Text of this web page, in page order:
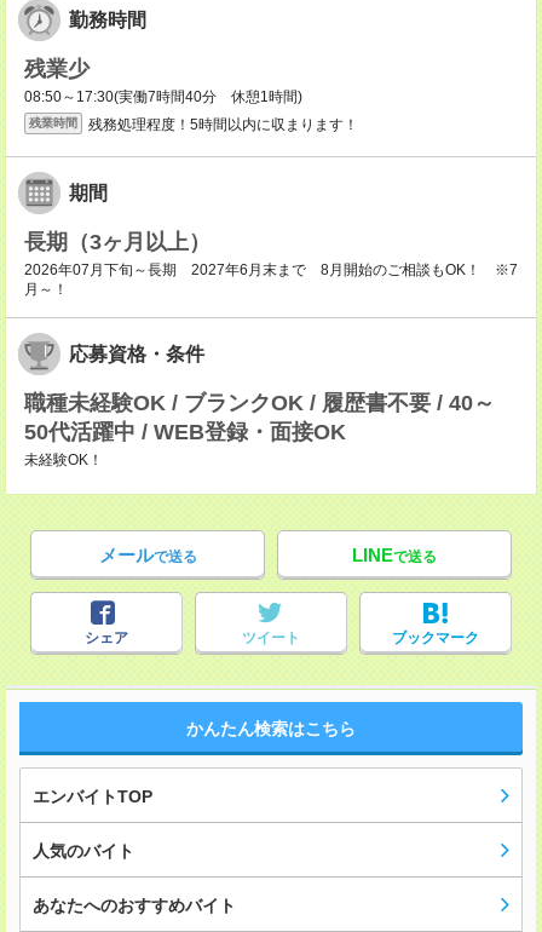
勤務時間
残業少
08:50～17:30(実働7時間40分 休憩1時間)
残業時間 残務処理程度！5時間以内に収まります！
期間
長期（3ヶ月以上）
2026年07月下旬～長期 2027年6月末まで 8月開始のご相談もOK！ ※7
月～！
応募資格・条件
職種未経験OK / ブランクOK / 履歴書不要 / 40～
50代活躍中 / WEB登録・面接OK
未経験OK！
メールで送る LINEで送る
シェア ツイート ブックマーク
かんたん検索はこちら
エンバイトTOP
人気のバイト
あなたへのおすすめバイト